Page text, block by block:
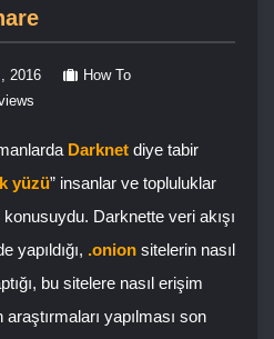
2016
How To
Darknet diye tabir
yüzü” insanlar ve topluluklar
Darknette veri akışı
yapıldığı, .onion sitelerin nasıl
bu sitelere nasıl erişim
yapılması son